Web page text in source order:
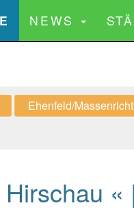
(CURRENT)
NEWS
Ehenfeld/Massenricht
«